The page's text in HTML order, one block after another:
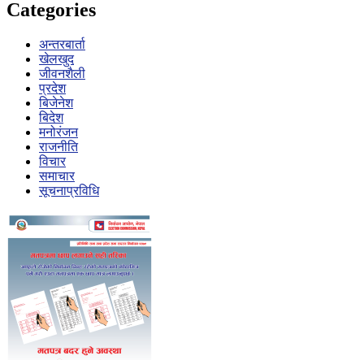
Categories
अन्तरबार्ता
खेलखुद
जीवनशैली
प्रदेश
बिजेनेश
बिदेश
मनोरंजन
राजनीति
विचार
समाचार
सूचनाप्रविधि